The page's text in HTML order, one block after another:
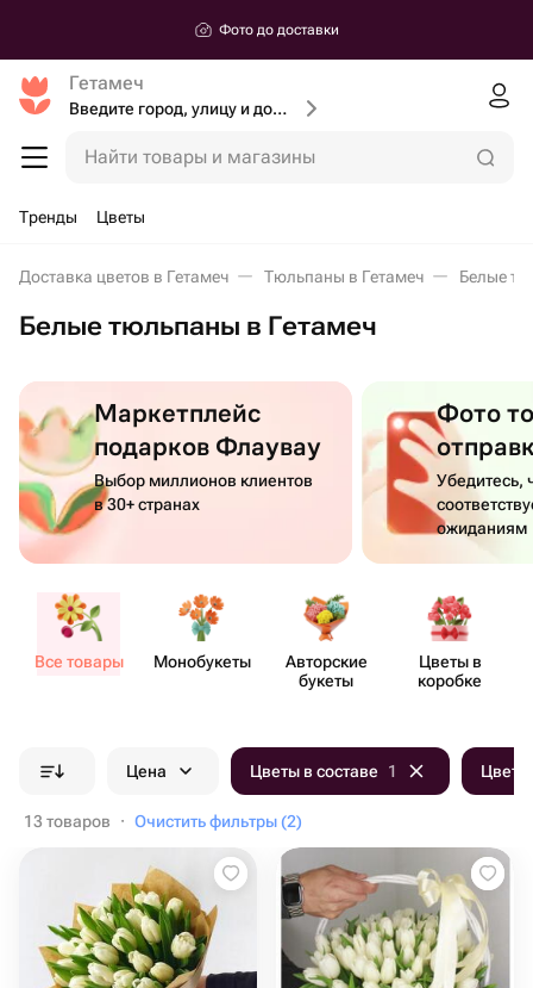
Фото до доставки
Гетамеч
Введите город, улицу и дом доставки
Найти товары и магазины
Тренды Цветы
Доставка цветов в Гетамеч Тюльпаны в Гетамеч Белые
Белые тюльпаны в Гетамеч
Маркетплейс
подарков Флаувау
Выбор миллионов клиентов
в 30+ странах
Фото
Убедитесь,
ожиданиям
Все товары Моно​букеты
Авторские
букеты
Цветы в
коробке
Цена Цветы в составе 1 Цвет
13 товаров · Очистить фильтры (2)